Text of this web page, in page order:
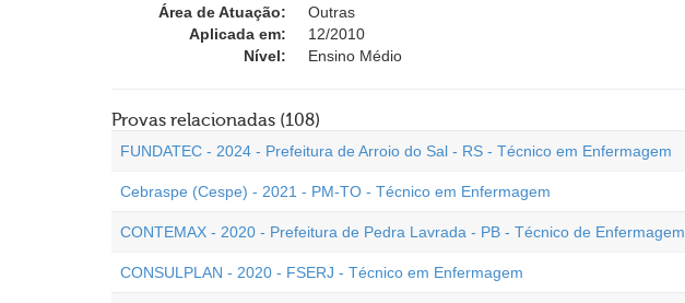
Área de Atuação:
Outras
Aplicada em:
12/2010
Nível:
Ensino Médio
Provas relacionadas (108)
FUNDATEC - 2024 - Prefeitura de Arroio do Sal - RS - Técnico em Enfermagem
Cebraspe (Cespe) - 2021 - PM-TO - Técnico em Enfermagem
CONTEMAX - 2020 - Prefeitura de Pedra Lavrada - PB - Técnico de Enfermagem
CONSULPLAN - 2020 - FSERJ - Técnico em Enfermagem